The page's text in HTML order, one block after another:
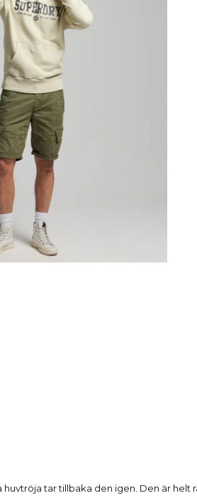
tar tillbaka den igen. Den är